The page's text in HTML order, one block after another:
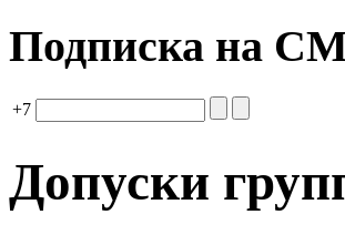
Подписка на
+7
Допуски